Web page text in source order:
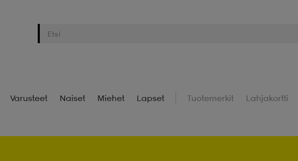
Varusteet Naiset Miehet Lapset Tuotemerkit Lahjakortti